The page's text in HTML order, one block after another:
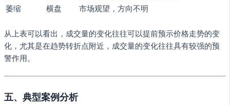
萎缩
横盘 市场观望，方向不明
从上表可以看出，成交量的变化往往可以提前预示价格走势的变
化，尤其是在趋势转折点附近，成交量的变化往往具有较强的预
警作用。
五、典型案例分析